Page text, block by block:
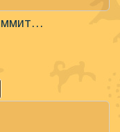
Кулон "Зуб акулы" иммитация